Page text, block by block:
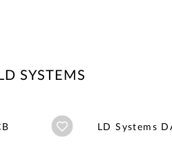
SYSTEMS
Añadir a wishlist
LD Systems